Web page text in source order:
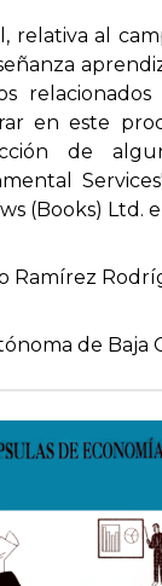
relativa al
en este
de
(Books) Ltd.
Ramí­rez
de Baja